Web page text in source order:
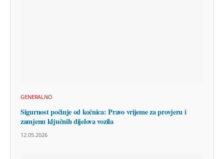
GENERALNO
Sigurnost počinje od kočnica: Pravo vrijeme za provjeru i
zamjenu ključnih dijelova vozila
12.05.2026